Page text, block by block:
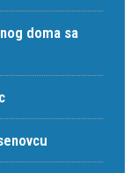
doma sa